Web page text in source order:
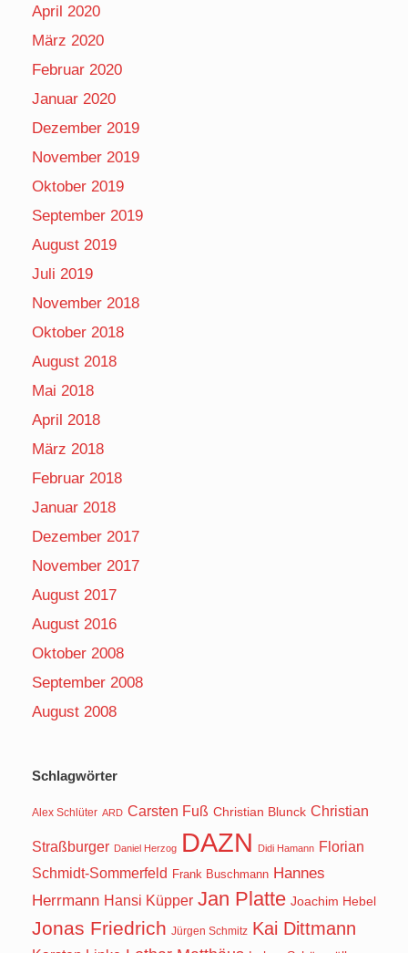
April 2020
März 2020
Februar 2020
Januar 2020
Dezember 2019
November 2019
Oktober 2019
September 2019
August 2019
Juli 2019
November 2018
Oktober 2018
August 2018
Mai 2018
April 2018
März 2018
Februar 2018
Januar 2018
Dezember 2017
November 2017
August 2017
August 2016
Oktober 2008
September 2008
August 2008
Schlagwörter
Alex Schlüter ARD Carsten Fuß Christian Blunck Christian
Straßburger Daniel Herzog DAZN Didi Hamann Florian
Schmidt-Sommerfeld Frank Buschmann Hannes
Herrmann Hansi Küpper Jan Platte Joachim Hebel
Jonas Friedrich Jürgen Schmitz Kai Dittmann